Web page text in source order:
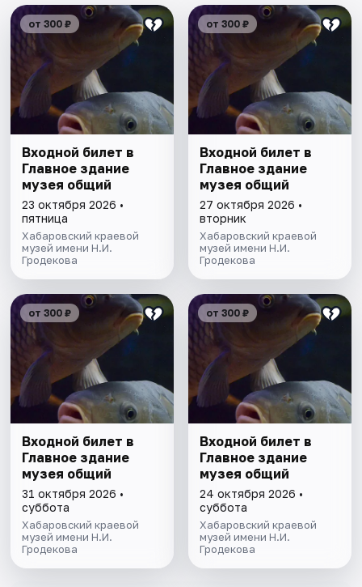
от 300 ₽
Входной билет в
Главное здание
музея общий
23 октября 2026 •
пятница
Хабаровский краевой
музей имени Н.И.
Гродекова
от 300 ₽
Входной билет в
Главное здание
музея общий
27 октября 2026 •
вторник
Хабаровский краевой
музей имени Н.И.
Гродекова
от 300 ₽
Входной билет в
Главное здание
музея общий
31 октября 2026 •
суббота
Хабаровский краевой
музей имени Н.И.
Гродекова
от 300 ₽
Входной билет в
Главное здание
музея общий
24 октября 2026 •
суббота
Хабаровский краевой
музей имени Н.И.
Гродекова